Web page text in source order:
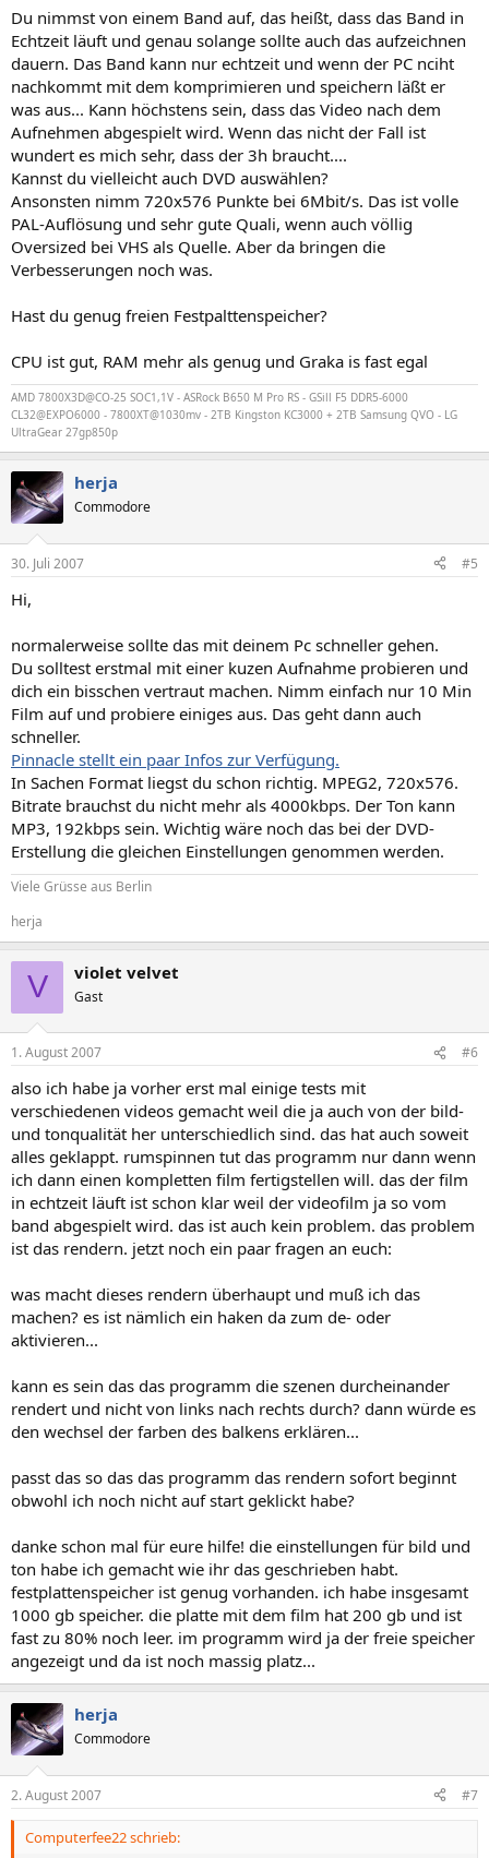
Du nimmst von einem Band auf, das heißt, dass das Band in
Echtzeit läuft und genau solange sollte auch das aufzeichnen
dauern. Das Band kann nur echtzeit und wenn der PC nciht
nachkommt mit dem komprimieren und speichern läßt er
was aus... Kann höchstens sein, dass das Video nach dem
Aufnehmen abgespielt wird. Wenn das nicht der Fall ist
wundert es mich sehr, dass der 3h braucht....
Kannst du vielleicht auch DVD auswählen?
Ansonsten nimm 720x576 Punkte bei 6Mbit/s. Das ist volle
PAL-Auflösung und sehr gute Quali, wenn auch völlig
Oversized bei VHS als Quelle. Aber da bringen die
Verbesserungen noch was.
Hast du genug freien Festpalttenspeicher?
CPU ist gut, RAM mehr als genug und Graka is fast egal
AMD 7800X3D@CO-25 SOC1,1V - ASRock B650 M Pro RS - GSill F5 DDR5-6000
CL32@EXPO6000 - 7800XT@1030mv - 2TB Kingston KC3000 + 2TB Samsung QVO - LG
UltraGear 27gp850p
herja
Commodore
30. Juli 2007 #5
Hi,
normalerweise sollte das mit deinem Pc schneller gehen.
Du solltest erstmal mit einer kuzen Aufnahme probieren und
dich ein bisschen vertraut machen. Nimm einfach nur 10 Min
Film auf und probiere einiges aus. Das geht dann auch
schneller.
Pinnacle stellt ein paar Infos zur Verfügung.
In Sachen Format liegst du schon richtig. MPEG2, 720x576.
Bitrate brauchst du nicht mehr als 4000kbps. Der Ton kann
MP3, 192kbps sein. Wichtig wäre noch das bei der DVD-
Erstellung die gleichen Einstellungen genommen werden.
Viele Grüsse aus Berlin
herja
V violet velvet
Gast
1. August 2007 #6
also ich habe ja vorher erst mal einige tests mit
verschiedenen videos gemacht weil die ja auch von der bild-
und tonqualität her unterschiedlich sind. das hat auch soweit
alles geklappt. rumspinnen tut das programm nur dann wenn
ich dann einen kompletten film fertigstellen will. das der film
in echtzeit läuft ist schon klar weil der videofilm ja so vom
band abgespielt wird. das ist auch kein problem. das problem
ist das rendern. jetzt noch ein paar fragen an euch:
was macht dieses rendern überhaupt und muß ich das
machen? es ist nämlich ein haken da zum de- oder
aktivieren...
kann es sein das das programm die szenen durcheinander
rendert und nicht von links nach rechts durch? dann würde es
den wechsel der farben des balkens erklären...
passt das so das das programm das rendern sofort beginnt
obwohl ich noch nicht auf start geklickt habe?
danke schon mal für eure hilfe! die einstellungen für bild und
ton habe ich gemacht wie ihr das geschrieben habt.
festplattenspeicher ist genug vorhanden. ich habe insgesamt
1000 gb speicher. die platte mit dem film hat 200 gb und ist
fast zu 80% noch leer. im programm wird ja der freie speicher
angezeigt und da ist noch massig platz...
herja
Commodore
2. August 2007 #7
Computerfee22 schrieb: